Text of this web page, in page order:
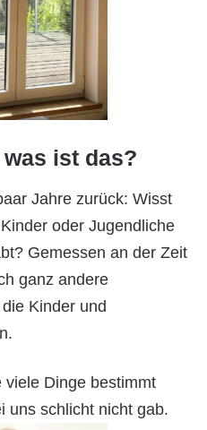
ist das?
Jahre zurück: Wisst
oder Jugendliche
Gemessen an der Zeit
ganz andere
Kinder und
viele Dinge bestimmt
uns schlicht nicht gab.